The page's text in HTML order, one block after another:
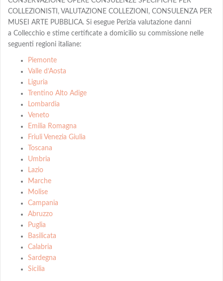
COLLEZIONISTI, VALUTAZIONE COLLEZIONI, CONSULENZA PER
MUSEI ARTE PUBBLICA. Si esegue Perizia valutazione danni
a Collecchio e stime certificate a domicilio su commissione nelle
seguenti regioni italiane:
Piemonte
Valle d’Aosta
Liguria
Trentino Alto Adige
Lombardia
Veneto
Emilia Romagna
Friuli Venezia Giulia
Toscana
Umbria
Lazio
Marche
Molise
Campania
Abruzzo
Puglia
Basilicata
Calabria
Sardegna
Sicilia